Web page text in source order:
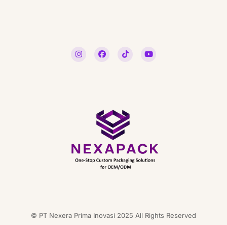
© PT Nexera Prima Inovasi 2025 All Rights Reserved